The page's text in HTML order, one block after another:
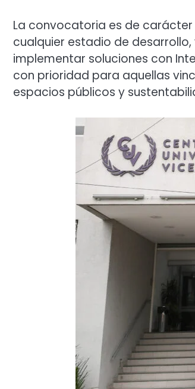
La convocatoria es de
cualquier estadio de
implementar soluciones con
con prioridad para aquellas
espacios públicos y